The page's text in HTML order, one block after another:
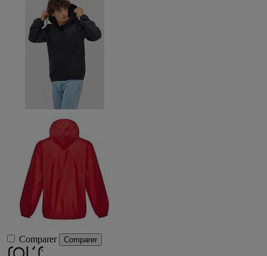
Comparer Comparer